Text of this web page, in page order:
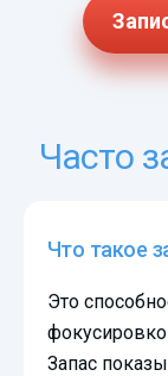
Часто
Что такое
Это
Запас